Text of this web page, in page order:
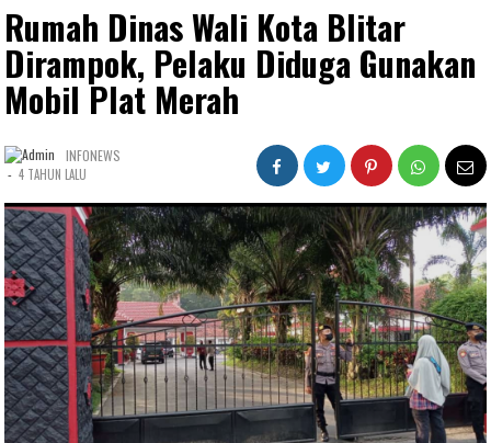
Rumah Dinas Wali Kota Blitar
Dirampok, Pelaku Diduga Gunakan
Mobil Plat Merah
INFONEWS
- 4 TAHUN LALU